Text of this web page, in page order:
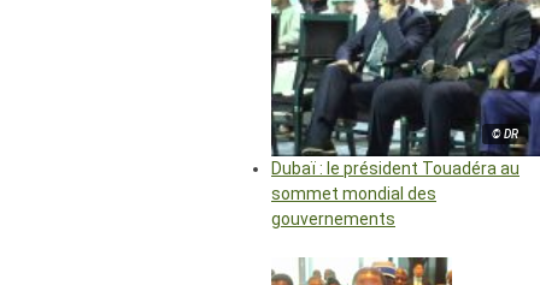
© DR
Dubaï : le président Touadéra au
sommet mondial des
gouvernements